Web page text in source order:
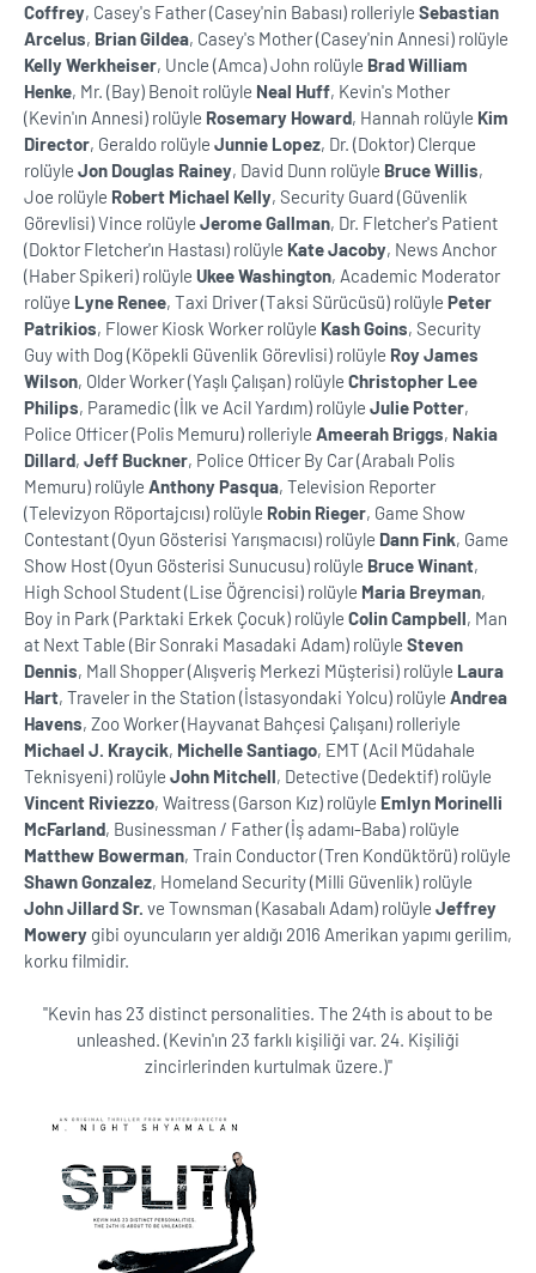
Coffrey, Casey's Father (Casey'nin Babası) rolleriyle Sebastian
Arcelus, Brian Gildea, Casey's Mother (Casey'nin Annesi) rolüyle
Kelly Werkheiser, Uncle (Amca) John rolüyle Brad William
Henke, Mr. (Bay) Benoit rolüyle Neal Huff, Kevin's Mother
(Kevin'ın Annesi) rolüyle Rosemary Howard, Hannah rolüyle Kim
Director, Geraldo rolüyle Junnie Lopez, Dr. (Doktor) Clerque
rolüyle Jon Douglas Rainey, David Dunn rolüyle Bruce Willis,
Joe rolüyle Robert Michael Kelly, Security Guard (Güvenlik
Görevlisi) Vince rolüyle Jerome Gallman, Dr. Fletcher's Patient
(Doktor Fletcher'ın Hastası) rolüyle Kate Jacoby, News Anchor
(Haber Spikeri) rolüyle Ukee Washington, Academic Moderator
rolüye Lyne Renee, Taxi Driver (Taksi Sürücüsü) rolüyle Peter
Patrikios, Flower Kiosk Worker rolüyle Kash Goins, Security
Guy with Dog (Köpekli Güvenlik Görevlisi) rolüyle Roy James
Wilson, Older Worker (Yaşlı Çalışan) rolüyle Christopher Lee
Philips, Paramedic (İlk ve Acil Yardım) rolüyle Julie Potter,
Police Officer (Polis Memuru) rolleriyle Ameerah Briggs, Nakia
Dillard, Jeff Buckner, Police Officer By Car (Arabalı Polis
Memuru) rolüyle Anthony Pasqua, Television Reporter
(Televizyon Röportajcısı) rolüyle Robin Rieger, Game Show
Contestant (Oyun Gösterisi Yarışmacısı) rolüyle Dann Fink, Game
Show Host (Oyun Gösterisi Sunucusu) rolüyle Bruce Winant,
High School Student (Lise Öğrencisi) rolüyle Maria Breyman,
Boy in Park (Parktaki Erkek Çocuk) rolüyle Colin Campbell, Man
at Next Table (Bir Sonraki Masadaki Adam) rolüyle Steven
Dennis, Mall Shopper (Alışveriş Merkezi Müşterisi) rolüyle Laura
Hart, Traveler in the Station (İstasyondaki Yolcu) rolüyle Andrea
Havens, Zoo Worker (Hayvanat Bahçesi Çalışanı) rolleriyle
Michael J. Kraycik, Michelle Santiago, EMT (Acil Müdahale
Teknisyeni) rolüyle John Mitchell, Detective (Dedektif) rolüyle
Vincent Riviezzo, Waitress (Garson Kız) rolüyle Emlyn Morinelli
McFarland, Businessman / Father (İş adamı-Baba) rolüyle
Matthew Bowerman, Train Conductor (Tren Kondüktörü) rolüyle
Shawn Gonzalez, Homeland Security (Milli Güvenlik) rolüyle
John Jillard Sr. ve Townsman (Kasabalı Adam) rolüyle Jeffrey
Mowery gibi oyuncuların yer aldığı 2016 Amerikan yapımı gerilim,
korku filmidir.
''Kevin has 23 distinct personalities. The 24th is about to be
unleashed. (Kevin'ın 23 farklı kişiliği var. 24. Kişiliği
zincirlerinden kurtulmak üzere.)''